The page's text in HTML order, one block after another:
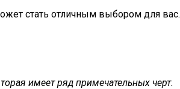
стать отличным выбором для вас.
имеет ряд примечательных черт.